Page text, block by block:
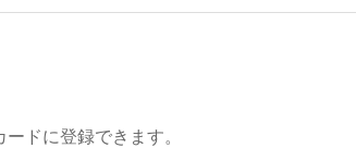
ドに登録できます。